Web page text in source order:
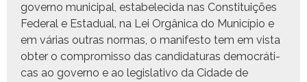
gov­er­no munic­i­pal, esta­b­ele­ci­da nas Con­sti­tu­ições
Fed­er­al e Estad­ual, na Lei Orgâni­ca do Municí­pio e
em várias out­ras nor­mas, o man­i­festo tem em vista
obter o com­pro­mis­so das can­di­dat­uras democráti­
cas ao gov­er­no e ao leg­isla­ti­vo da Cidade de